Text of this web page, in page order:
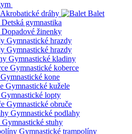
Akrobatické dráhy
Balet
Detská gymnastika
Dopadové žinenky
Gymnastické hrazdy
Gymnastické hrazdy
Gymnastické kladiny
Gymnastické koberce
Gymnastické kone
Gymnastické kužele
Gymnastické lopty
Gymnastické obruče
Gymnastické podlahy
Gymnastické stuhy
Gymnastické trampolíny